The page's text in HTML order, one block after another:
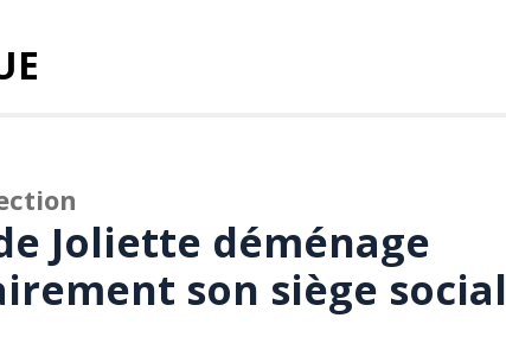
Joliette déménage
son siège social